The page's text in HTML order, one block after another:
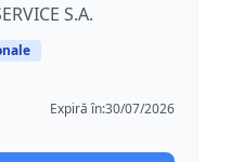
S.A.
Expiră în:30/07/2026